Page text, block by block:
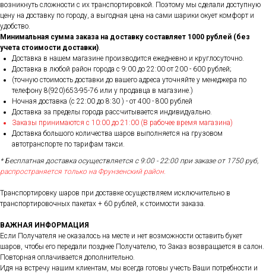
возникнуть сложности с их транспортировкой. Поэтому мы сделали доступную
цену на доставку по городу, а выгодная цена на сами шарики окует комфорт и
удобство.
Минимальная сумма заказа на доставку составляет 1000 рублей (без
учета стоимости доставки).
Доставка в нашем магазине производится ежедневно и круглосуточно.
Доставка в любой район города c 9:00 до 22:00 от 200 - 600 рублей;
(точную стоимость доставки до вашего адреса уточняйте у менеджера по
телефону 8(920)653-95-76 или у продавца в магазине.)
Ночная доставка (с 22:00 до 8:30 ) - от 400 - 800 рублей
Доставка за пределы города рассчитывается индивидуально.
Заказы принимаются с 10:00 до 21:00 (В рабочее время магазина)
Доставка большого количества шаров выполняется на грузовом
автотранспорте по тарифам такси.
* Бесплатная доставка осуществляется с 9:00 - 22:00 при заказе от 1750 руб,
распространяется только на Фрунзенский район.
Транспортировку шаров при доставке осуществляем исключительно в
транспортировочных пакетах + 60 рублей, к стоимости заказа.
ВАЖНАЯ ИНФОРМАЦИЯ
Если Получателя не оказалось на месте и нет возможности оставить букет
шаров, чтобы его передали позднее Получателю, то Заказ возвращается в салон.
Повторная оплачивается дополнительно.
Идя на встречу нашим клиентам, мы всегда готовы учесть Ваши потребности и